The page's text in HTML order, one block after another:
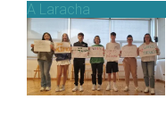
A Laracha